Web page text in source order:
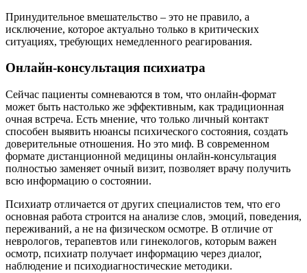
Принудительное вмешательство – это не правило, а
исключение, которое актуально только в критических
ситуациях, требующих немедленного реагирования.
Онлайн-консультация психиатра
Сейчас пациенты сомневаются в том, что онлайн-формат
может быть настолько же эффективным, как традиционная
очная встреча. Есть мнение, что только личный контакт
способен выявить нюансы психического состояния, создать
доверительные отношения. Но это миф. В современном
формате дистанционной медицины онлайн-консультация
полностью заменяет очный визит, позволяет врачу получить
всю информацию о состоянии.
Психиатр отличается от других специалистов тем, что его
основная работа строится на анализе слов, эмоций, поведения,
переживаний, а не на физическом осмотре. В отличие от
неврологов, терапевтов или гинекологов, которым важен
осмотр, психиатр получает информацию через диалог,
наблюдение и психодиагностические методики.